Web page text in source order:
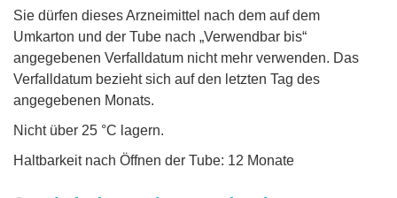
Sie dürfen dieses Arzneimittel nach dem auf dem
Umkarton und der Tube nach „Verwendbar bis“
angegebenen Verfalldatum nicht mehr verwenden. Das
Verfalldatum bezieht sich auf den letzten Tag des
angegebenen Monats.
Nicht über 25 °C lagern.
Haltbarkeit nach Öffnen der Tube: 12 Monate